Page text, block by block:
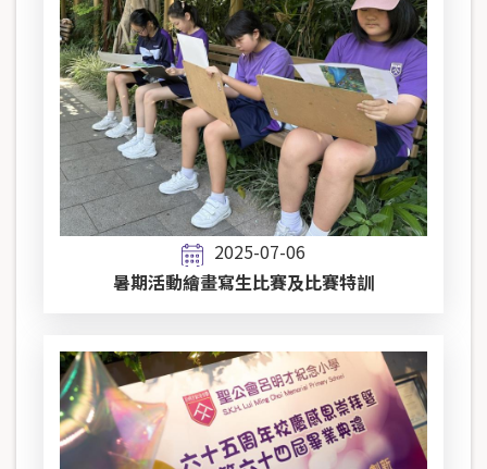
2025-07-06
暑期活動繪畫寫生比賽及比賽特訓